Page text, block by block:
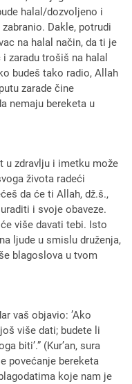
halal/dozvoljeno i
Dakle, potrudi
na halal način, da ti je
zaradu trošiš na halal
budeš tako radio, Allah
zarade čine
nemaju bereketa u
u zdravlju i imetku može
života radeći
da će ti Allah, dž.š.,
i svoje obaveze.
više davati tebi. Isto
ljude u smislu druženja,
blagoslova u tvom
vaš objavio: ’Ako
više dati; budete li
biti’.” (Kur’an, sura
povećanje bereketa
koje nam je